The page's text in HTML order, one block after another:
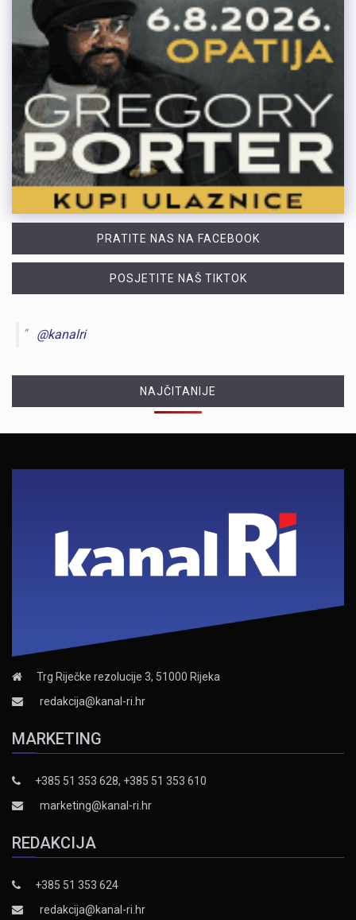
PRATITE NAS NA FACEBOOK
POSJETITE NAŠ TIKTOK
@kanalri
NAJČITANIJE
Trg Riječke rezolucije 3, 51000 Rijeka
redakcija@kanal-ri.hr
MARKETING
+385 51 353 628, +385 51 353 610
marketing@kanal-ri.hr
REDAKCIJA
+385 51 353 624
redakcija@kanal-ri.hr